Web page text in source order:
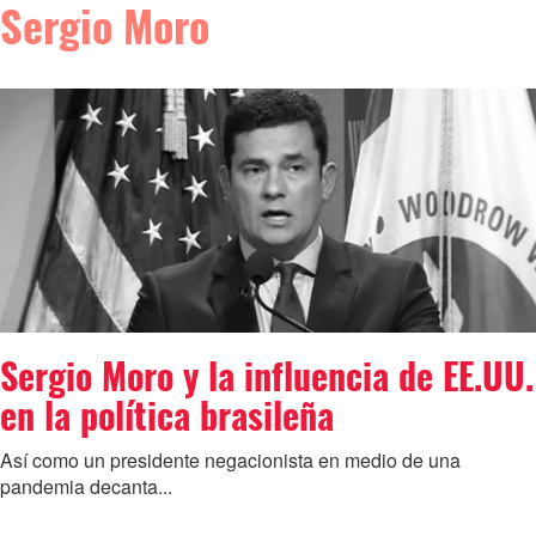
Sergio Moro
Sergio Moro y la influencia de EE.UU.
en la política brasileña
Así como un presidente negacionista en medio de una
pandemia decanta...